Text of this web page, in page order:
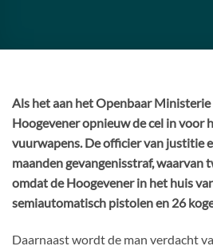
Als het aan het Openbaar
Hoogevener opnieuw de cel in voor
vuurwapens. De officier van justitie
maanden gevangenisstraf, waarvan
omdat de Hoogevener in het huis
semiautomatisch pistolen en 26
Daarnaast wordt de man verdacht